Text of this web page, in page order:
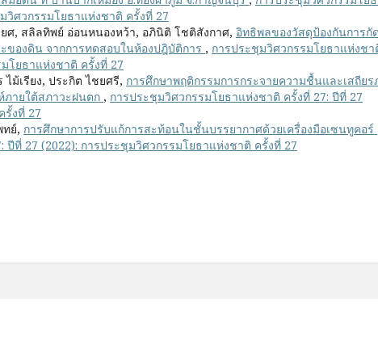
วิศวกรรมโยธาแห่งชาติ ครั้งที่ 27
ศ, สลิลทิพย์ อ่อนหนองหว้า, อภินิติ โชติสังกาศ, อิทธิพลของวัสดุป้องกันการกัด
ของดิน จากการทดสอบในห้องปฎิบัติการ , การประชุมวิศวกรรมโยธาแห่งชา
โยธาแห่งชาติ ครั้งที่ 27
ม้เรียง, ประกิต ไชยศรี, การศึกษาพฤติกรรมการกระจายความชื้นและเสถียร
ภายใต้สภาวะฝนตก , การประชุมวิศวกรรมโยธาแห่งชาติ ครั้งที่ 27: ปีที่ 27
รั้งที่ 27
ย์, การศึกษาการปรับแก้การสะท้อนในชั้นบรรยากาศด้วยเครื่องมือเซนทูคอร์
ที่ 27 (2022): การประชุมวิศวกรรมโยธาแห่งชาติ ครั้งที่ 27